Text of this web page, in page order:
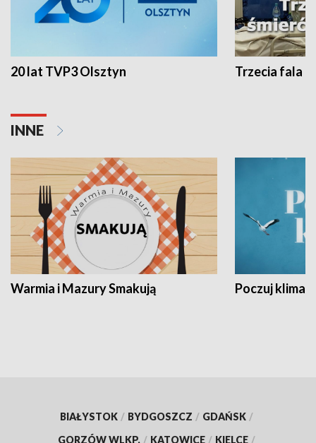
20 lat TVP3 Olsztyn Trzecia fala -
INNE
Warmia i Mazury Smakują Poczuj klimat
BIAŁYSTOK / BYDGOSZCZ / GDAŃSK /
GORZÓW WLKP. / KATOWICE / KIELCE /